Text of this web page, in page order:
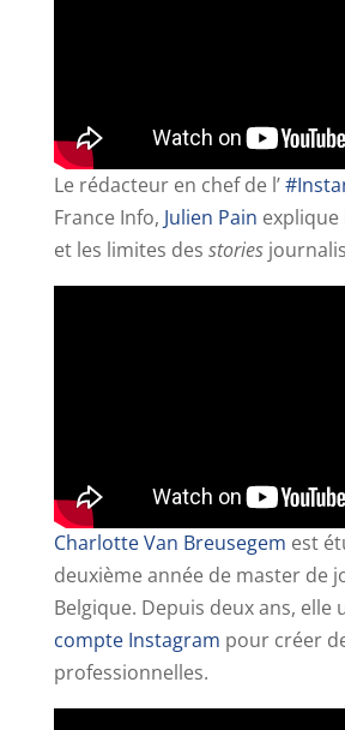
Le rédacteur en chef de l’
France Info, Julien Pain explique
et les limites des stories
Charlotte Van Breusegem est
deuxième année de master de
Belgique. Depuis deux ans, elle
compte Instagram pour créer
professionnelles.